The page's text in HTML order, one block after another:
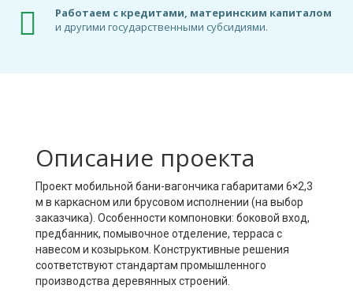
Работаем с кредитами, материнским капиталом
и другими государственными субсидиями.
Описание проекта
Проект мобильной бани-вагончика габаритами 6×2,3
м в каркасном или брусовом исполнении (на выбор
заказчика). Особенности компоновки: боковой вход,
предбанник, помывочное отделение, терраса с
навесом и козырьком. Конструктивные решения
соответствуют стандартам промышленного
производства деревянных строений.